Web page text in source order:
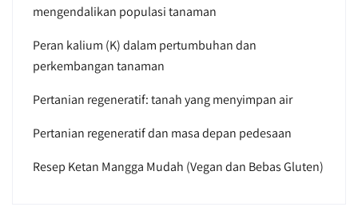
mengendalikan populasi tanaman
Peran kalium (K) dalam pertumbuhan dan
perkembangan tanaman
Pertanian regeneratif: tanah yang menyimpan air
Pertanian regeneratif dan masa depan pedesaan
Resep Ketan Mangga Mudah (Vegan dan Bebas Gluten)